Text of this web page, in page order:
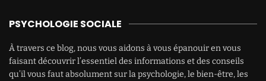
PSYCHOLOGIE SOCIALE
À travers ce blog, nous vous aidons à vous épanouir en vous
faisant découvrir l’essentiel des informations et des conseils
qu’il vous faut absolument sur la psychologie, le bien-être, les